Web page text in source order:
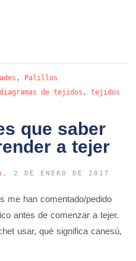
, Palillos
diagramas de tejidos , tejidos
que saber
a tejer
, 2 DE ENERO DE 2017
me han comentado/pedido
antes de comenzar a tejer.
usar, qué significa canesú,